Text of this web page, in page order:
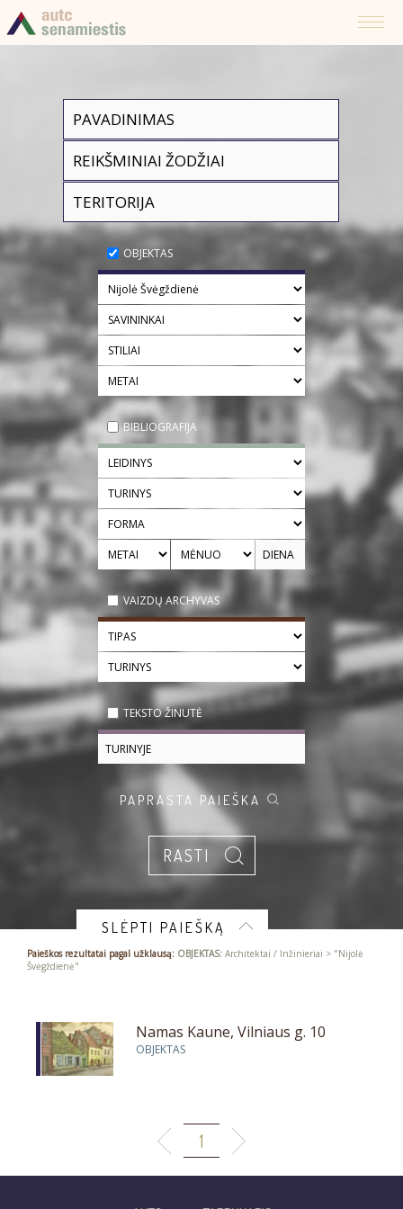
OBJEKTAS
BIBLIOGRAFIJA
VAIZDŲ ARCHYVAS
TEKSTO ŽINUTĖ
PAPRASTA PAIEŠKA
SLĖPTI PAIEŠKĄ
Paieškos rezultatai pagal užklausą: OBJEKTAS: Architektai / Inžinieriai > "Nijolė
Švėgždienė"
Namas Kaune, Vilniaus g. 10
OBJEKTAS
1